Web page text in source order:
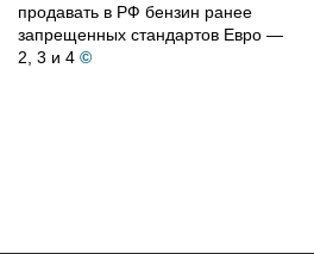
продавать в РФ бензин ранее
запрещенных стандартов Евро —
2, 3 и 4 ©